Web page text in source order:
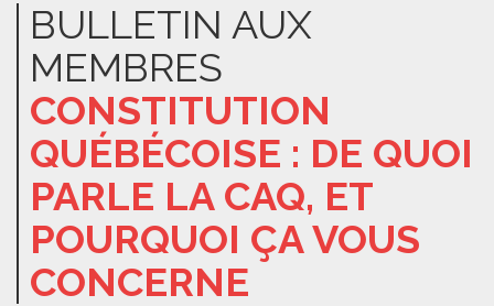
BULLETIN AUX
MEMBRES
CONSTITUTION
QUÉBÉCOISE : DE QUOI
PARLE LA CAQ, ET
POURQUOI ÇA VOUS
CONCERNE